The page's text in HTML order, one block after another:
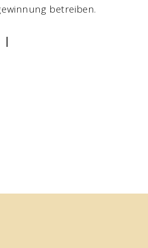
betreiben.